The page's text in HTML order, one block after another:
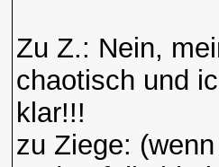
Zu Z.: Nein,
chaotisch und
klar!!!
zu Ziege: